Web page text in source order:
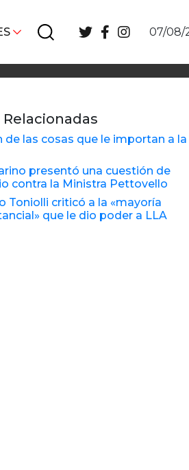
07/08/
Relacionadas
de las cosas que le importan a la
presentó una cuestión de
contra la Ministra Pettovello
Toniolli criticó a la «mayoría
que le dio poder a LLA